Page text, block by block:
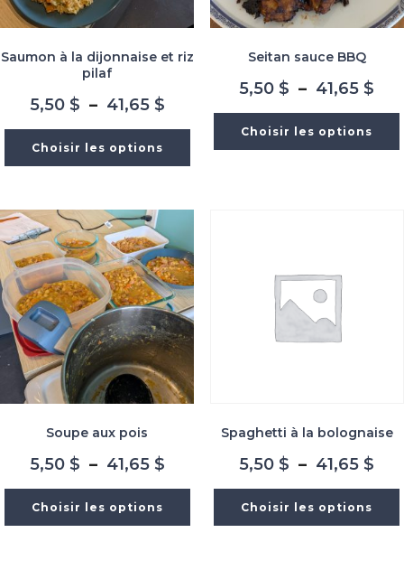
Saumon à la dijonnaise et riz
pilaf
5,50 $ – 41,65 $Plage
5,50 $
Choisir les options
Seitan sauce BBQ
5,50 $ – 41,65 $
Choisir les options
Soupe aux pois
5,50 $ – 41,65 $Plage
5,50 $
Choisir les options
Spaghetti à la bolognaise
5,50 $ – 41,65 $
Choisir les options